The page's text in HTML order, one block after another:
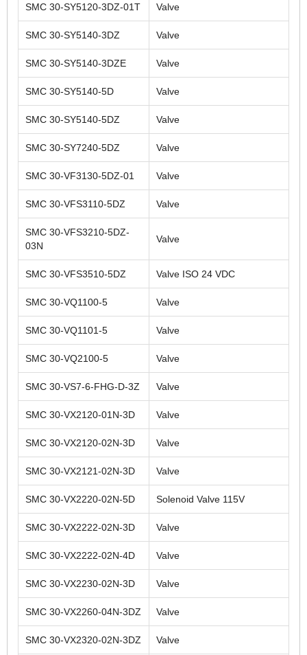
SMC 30-SY5120-3DZ-01T Valve
SMC 30-SY5140-3DZ Valve
SMC 30-SY5140-3DZE Valve
SMC 30-SY5140-5D Valve
SMC 30-SY5140-5DZ Valve
SMC 30-SY7240-5DZ Valve
SMC 30-VF3130-5DZ-01 Valve
SMC 30-VFS3110-5DZ Valve
SMC 30-VFS3210-5DZ-
03N
Valve
SMC 30-VFS3510-5DZ Valve ISO 24 VDC
SMC 30-VQ1100-5 Valve
SMC 30-VQ1101-5 Valve
SMC 30-VQ2100-5 Valve
SMC 30-VS7-6-FHG-D-3Z Valve
SMC 30-VX2120-01N-3D Valve
SMC 30-VX2120-02N-3D Valve
SMC 30-VX2121-02N-3D Valve
SMC 30-VX2220-02N-5D Solenoid Valve 115V
SMC 30-VX2222-02N-3D Valve
SMC 30-VX2222-02N-4D Valve
SMC 30-VX2230-02N-3D Valve
SMC 30-VX2260-04N-3DZ Valve
SMC 30-VX2320-02N-3DZ Valve